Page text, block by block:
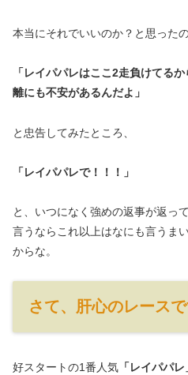
本当にそれでいいのか？と思ったの
「レイパパレはここ2走負けてる
離にも不安があるんだよ」
と忠告してみたところ、
「レイパパレで！！！」
と、いつになく強めの返事が返っ
言うならこれ以上はなにも言うま
からな。
さて、肝心のレースで
好スタートの1番人気 「レイパパレ